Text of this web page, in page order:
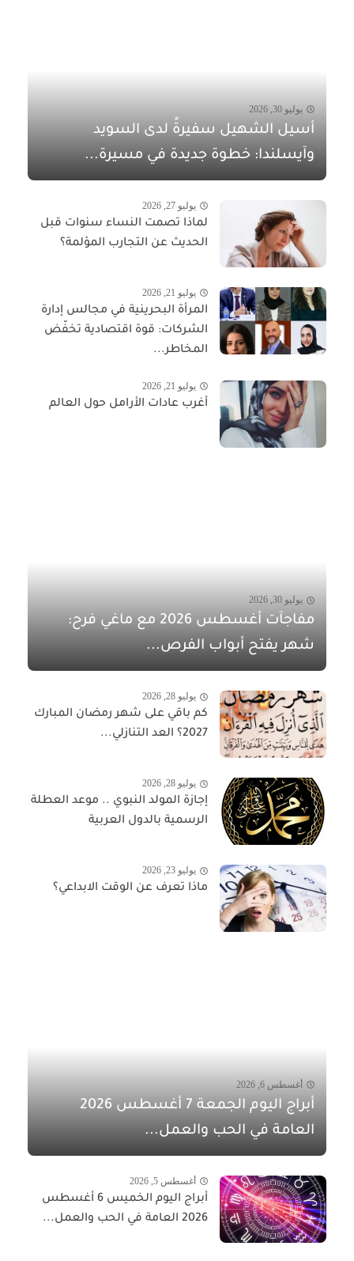
يوليو 30, 2026
أسيل الشهيل سفيرةً لدى السويد
وآيسلندا: خطوة جديدة في مسيرة...
يوليو 27, 2026
لماذا تصمت النساء سنوات قبل
الحديث عن التجارب المؤلمة؟
يوليو 21, 2026
المرأة البحرينية في مجالس إدارة
الشركات: قوة اقتصادية تخفّض
المخاطر...
يوليو 21, 2026
أغرب عادات الأرامل حول العالم
يوليو 30, 2026
مفاجآت أغسطس 2026 مع ماغي فرح:
شهر يفتح أبواب الفرص...
يوليو 28, 2026
كم باقي على شهر رمضان المبارك
2027؟ العد التنازلي...
يوليو 28, 2026
إجازة المولد النبوي .. موعد العطلة
الرسمية بالدول العربية
يوليو 23, 2026
ماذا تعرف عن الوقت الابداعي؟
أغسطس 6, 2026
أبراج اليوم الجمعة 7 أغسطس 2026
العامة في الحب والعمل...
أغسطس 5, 2026
أبراج اليوم الخميس 6 أغسطس
2026 العامة في الحب والعمل...